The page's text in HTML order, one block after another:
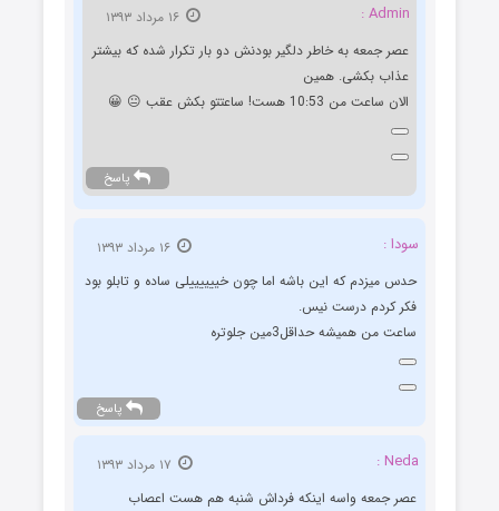
Admin :
۱۶ مرداد ۱۳۹۳
عصر جمعه به خاطر دلگیر بودنش دو بار تکرار شده که بیشتر
عذاب بکشی. همین
الان ساعت من 10:53 هست! ساعتتو بکش عقب 😐 😀
پاسخ
سودا :
حدس میزدم که این باشه اما چون خییییییلی ساده و تابلو بود
فکر کردم درست نیس.
ساعت من همیشه حداقل3مین جلوتره
پاسخ
Neda :
عصر جمعه واسه اینکه فرداش شنبه هم هست اعصاب